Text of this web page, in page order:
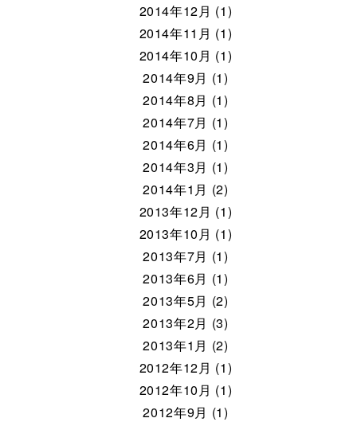
2014年12月 (1)
2014年11月 (1)
2014年10月 (1)
2014年9月 (1)
2014年8月 (1)
2014年7月 (1)
2014年6月 (1)
2014年3月 (1)
2014年1月 (2)
2013年12月 (1)
2013年10月 (1)
2013年7月 (1)
2013年6月 (1)
2013年5月 (2)
2013年2月 (3)
2013年1月 (2)
2012年12月 (1)
2012年10月 (1)
2012年9月 (1)